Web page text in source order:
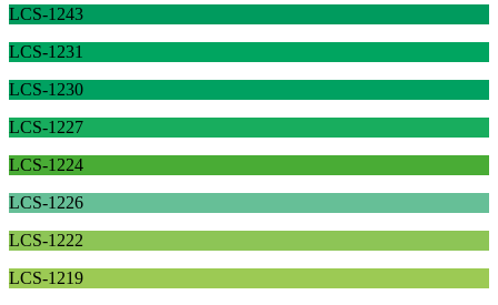
LCS-1243
LCS-1231
LCS-1230
LCS-1227
LCS-1224
LCS-1226
LCS-1222
LCS-1219